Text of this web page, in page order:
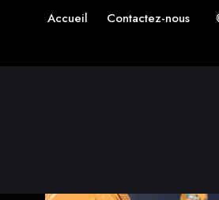
Accueil Contactez-nous